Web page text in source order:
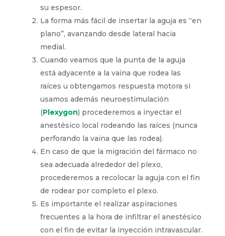
su espesor.
La forma más fácil de insertar la aguja es “en
plano”, avanzando desde lateral hacia
medial.
Cuando veamos que la punta de la aguja
está adyacente a la vaina que rodea las
raíces u obtengamos respuesta motora si
usamos además neuroestimulación
(Plexygon) procederemos a inyectar el
anestésico local rodeando las raíces (nunca
perforando la vaina que las rodea).
En caso de que la migración del fármaco no
sea adecuada alrededor del plexo,
procederemos a recolocar la aguja con el fin
de rodear por completo el plexo.
Es importante el realizar aspiraciones
frecuentes a la hora de infiltrar el anestésico
con el fin de evitar la inyección intravascular.